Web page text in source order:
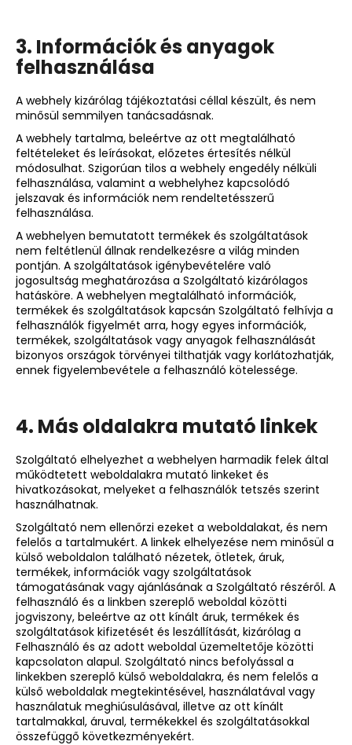
3. Információk és anyagok
felhasználása
A webhely kizárólag tájékoztatási céllal készült, és nem
minősül semmilyen tanácsadásnak.
A webhely tartalma, beleértve az ott megtalálható
feltételeket és leírásokat, előzetes értesítés nélkül
módosulhat. Szigorúan tilos a webhely engedély nélküli
felhasználása, valamint a webhelyhez kapcsolódó
jelszavak és információk nem rendeltetésszerű
felhasználása.
A webhelyen bemutatott termékek és szolgáltatások
nem feltétlenül állnak rendelkezésre a világ minden
pontján. A szolgáltatások igénybevételére való
jogosultság meghatározása a Szolgáltató kizárólagos
hatásköre. A webhelyen megtalálható információk,
termékek és szolgáltatások kapcsán Szolgáltató felhívja a
felhasználók figyelmét arra, hogy egyes információk,
termékek, szolgáltatások vagy anyagok felhasználását
bizonyos országok törvényei tilthatják vagy korlátozhatják,
ennek figyelembevétele a felhasználó kötelessége.
4. Más oldalakra mutató linkek
Szolgáltató elhelyezhet a webhelyen harmadik felek által
működtetett weboldalakra mutató linkeket és
hivatkozásokat, melyeket a felhasználók tetszés szerint
használhatnak.
Szolgáltató nem ellenőrzi ezeket a weboldalakat, és nem
felelős a tartalmukért. A linkek elhelyezése nem minősül a
külső weboldalon található nézetek, ötletek, áruk,
termékek, információk vagy szolgáltatások
támogatásának vagy ajánlásának a Szolgáltató részéről. A
felhasználó és a linkben szereplő weboldal közötti
jogviszony, beleértve az ott kínált áruk, termékek és
szolgáltatások kifizetését és leszállítását, kizárólag a
Felhasználó és az adott weboldal üzemeltetője közötti
kapcsolaton alapul. Szolgáltató nincs befolyással a
linkekben szereplő külső weboldalakra, és nem felelős a
külső weboldalak megtekintésével, használatával vagy
használatuk meghiúsulásával, illetve az ott kínált
tartalmakkal, áruval, termékekkel és szolgáltatásokkal
összefüggő következményekért.